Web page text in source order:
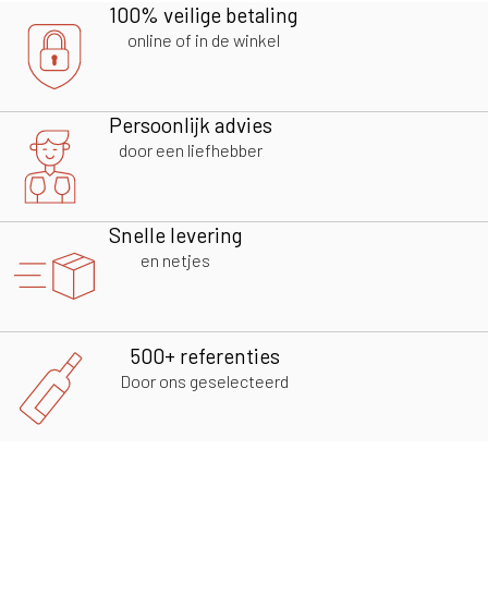
100% veilige betaling
online of in de winkel
Persoonlijk advies
door een liefhebber
Snelle levering
en netjes
500+ referenties
Door ons geselecteerd